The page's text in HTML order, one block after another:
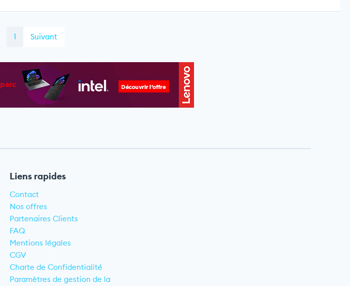
1 Suivant
Liens rapides
Contact
Nos offres
Partenaires Clients
FAQ
Mentions légales
CGV
Charte de Confidentialité
Paramètres de gestion de la